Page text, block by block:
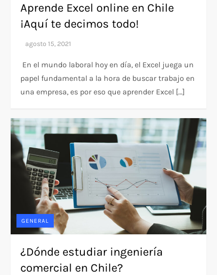
Aprende Excel online en Chile
¡Aquí te decimos todo!
En el mundo laboral hoy en día, el Excel juega un
papel fundamental a la hora de buscar trabajo en
una empresa, es por eso que aprender Excel […]
GENERAL
¿Dónde estudiar ingeniería
comercial en Chile?